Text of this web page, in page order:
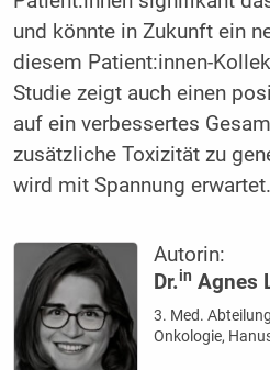
und könnte in Zukunft ein
diesem Patient:innen-
Studie zeigt auch einen
auf ein verbessertes
zusätzliche Toxizität zu
wird mit Spannung erwartet.
Autorin:
Dr.in Agnes
3. Med.
Onkologie,